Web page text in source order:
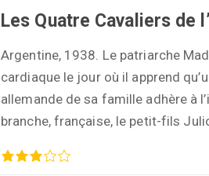
Les Quatre Cavaliers de
Argentine, 1938. Le patriarche
cardiaque le jour où il apprend
allemande de sa famille adhère à
branche, française, le petit-fils